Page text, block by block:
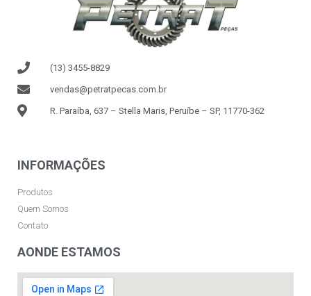
(13) 3455-8829
vendas@petratpecas.com.br
R. Paraíba, 637 – Stella Maris, Peruíbe – SP, 11770-362
INFORMAÇÕES
Produtos
Quem Somos
Contato
AONDE ESTAMOS